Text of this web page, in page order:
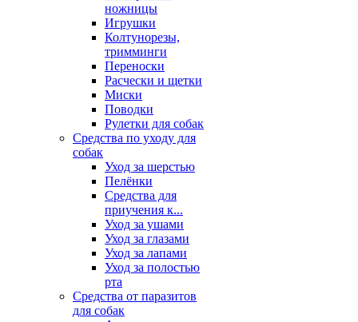
ножницы
Игрушки
Колтунорезы,
тримминги
Переноски
Расчески и щетки
Миски
Поводки
Рулетки для собак
Средства по уходу для
собак
Уход за шерстью
Пелёнки
Средства для
приучения к...
Уход за ушами
Уход за глазами
Уход за лапами
Уход за полостью
рта
Средства от паразитов
для собак